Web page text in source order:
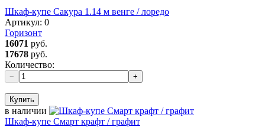
Шкаф-купе Сакура 1.14 м венге / лоредо
Артикул: 0
Горизонт
16071 руб.
17678 руб.
Количество:
− +
Купить
в наличии
Шкаф-купе Смарт крафт / графит